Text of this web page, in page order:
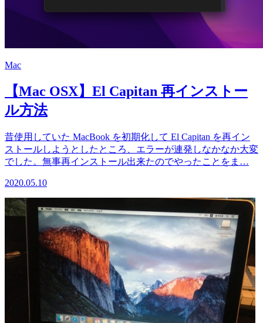
Mac
【Mac OSX】El Capitan 再インストー
ル方法
昔使用していた MacBook を初期化して El Capitan を再イン
ストールしようとしたところ、エラーが連発しなかなか大変
でした。無事再インストール出来たのでやったことをま…
2020.05.10